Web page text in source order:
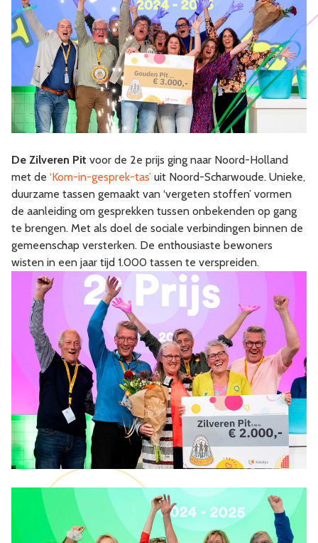
De Zilveren Pit voor de 2e prijs ging naar Noord-Holland
met de ‘Kom-in-gesprek-tas’ uit Noord-Scharwoude. Unieke,
duurzame tassen gemaakt van ‘vergeten stoffen’ vormen
de aanleiding om gesprekken tussen onbekenden op gang
te brengen. Met als doel de sociale verbindingen binnen de
gemeenschap versterken. De enthousiaste bewoners
wisten in een jaar tijd 1.000 tassen te verspreiden.